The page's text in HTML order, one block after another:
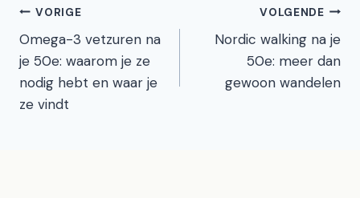
Bericht
navigatie
VORIGE
Omega-3 vetzuren na
je 50e: waarom je ze
nodig hebt en waar je
ze vindt
VOLGENDE
Nordic walking na je
50e: meer dan
gewoon wandelen